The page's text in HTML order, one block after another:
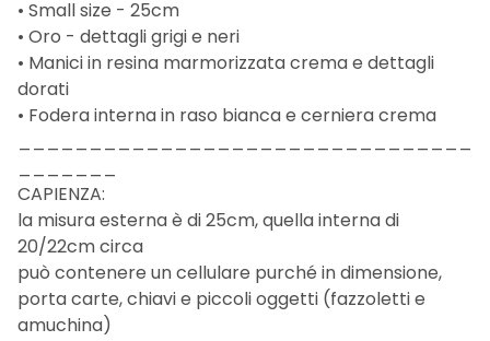
• Small size - 25cm
• Oro - dettagli grigi e neri
• Manici in resina marmorizzata crema e dettagli
dorati
• Fodera interna in raso bianca e cerniera crema
CAPIENZA:
la misura esterna è di 25cm, quella interna di
20/22cm circa
può contenere un cellulare purché in dimensione,
porta carte, chiavi e piccoli oggetti (fazzoletti e
amuchina)